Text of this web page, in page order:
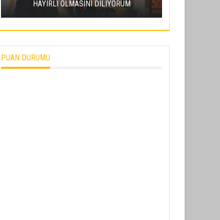
HAYIRLI OLMASINI DILIYORUM
PUAN DURUMU